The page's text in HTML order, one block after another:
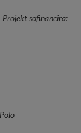
sofinancira: